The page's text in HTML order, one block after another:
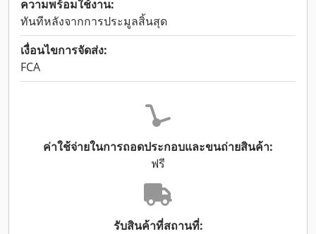
ความพร้อมใช้งาน:
ทันทีหลังจากการประมูลสิ้นสุด
เงื่อนไขการจัดส่ง:
FCA
ค่าใช้จ่ายในการถอดประกอบและขนถ่ายสินค้า:
ฟรี
รับสินค้าที่สถานที่: